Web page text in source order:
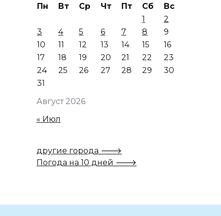
Август 2026
Пн Вт Ср Чт Пт Сб
Вс
1
2
3
4 5 6 7 8
9
10
11 12 13 14 15
16
17
18 19 20 21 22
23
24
25 26 27 28 29
30
31
« Июл
другие города 🡒
Погода на 10 дней 🡒